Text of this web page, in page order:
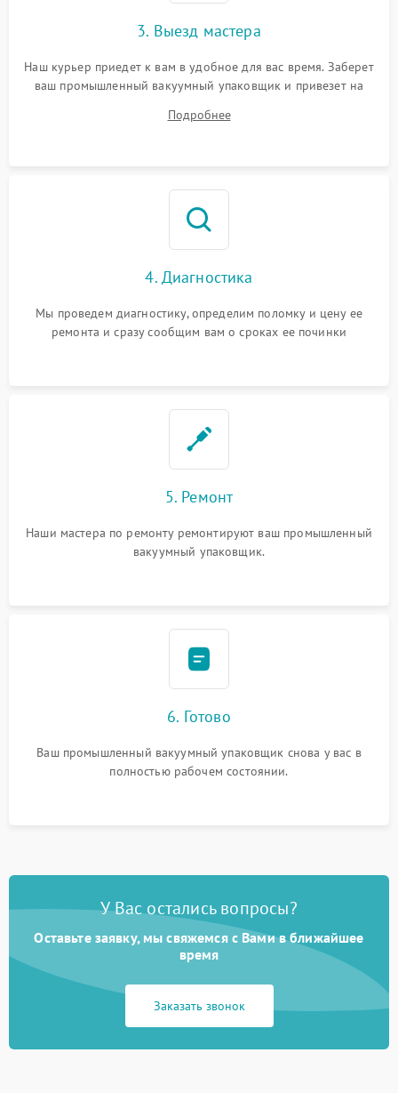
3. Выезд мастера
Наш курьер приедет к вам в удобное для вас время. Заберет
ваш промышленный вакуумный упаковщик и привезет на
Подробнее
4. Диагностика
Мы проведем диагностику, определим поломку и цену ее
ремонта и сразу сообщим вам о сроках ее починки
5. Ремонт
Наши мастера по ремонту ремонтируют ваш промышленный
вакуумный упаковщик.
6. Готово
Ваш промышленный вакуумный упаковщик снова у вас в
полностью рабочем состоянии.
У Вас остались вопросы?
Оставьте заявку, мы свяжемся с Вами в ближайшее
время
Заказать звонок